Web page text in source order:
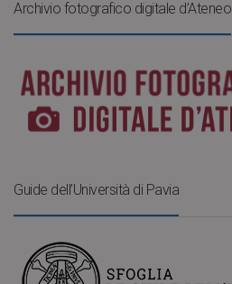
Archivio fotografico digitale d’Ateneo
Guide dell’Università di Pavia